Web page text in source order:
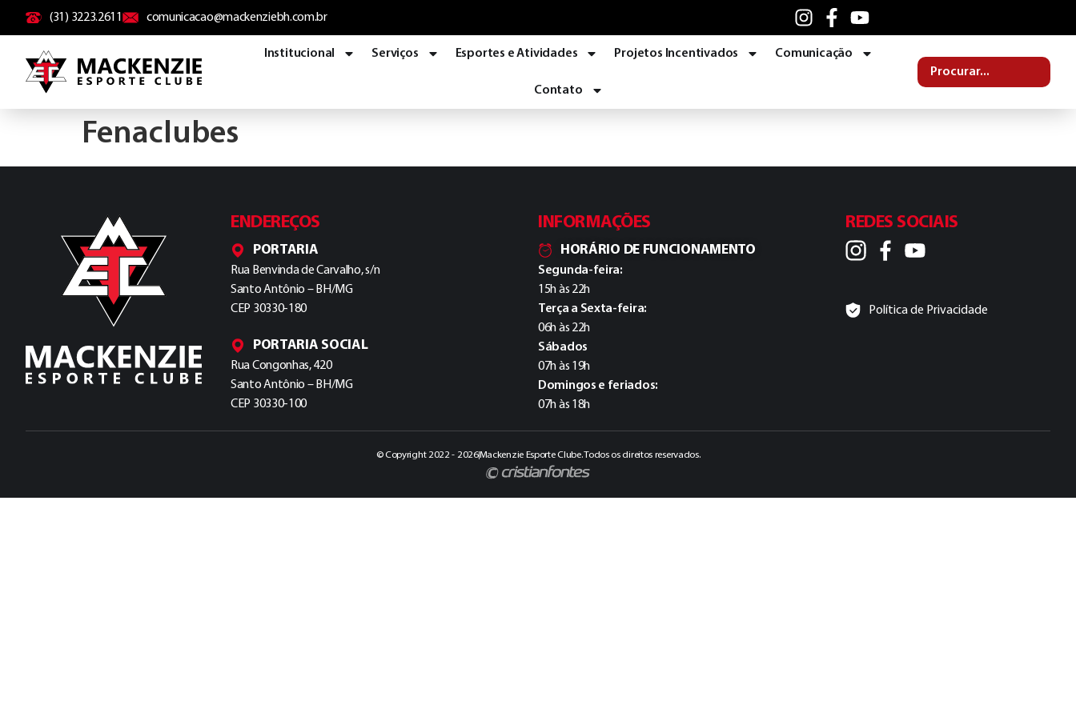
conteúdo
(31) 3223.2611 comunicacao@mackenziebh.com.br
Institucional Serviços Esportes e Atividades Projetos Incentivados Comunicação
Contato
Fenaclubes
ENDEREÇOS
PORTARIA
Rua Benvinda de Carvalho, s/n
Santo Antônio – BH/MG
CEP 30330-180
PORTARIA SOCIAL
Rua Congonhas, 420
Santo Antônio – BH/MG
CEP 30330-100
INFORMAÇÕES
HORÁRIO DE FUNCIONAMENTO
Segunda-feira:
15h às 22h
Terça a Sexta-feira:
06h às 22h
Sábados
07h às 19h
Domingos e feriados:
07h às 18h
REDES SOCIAIS
Política de Privacidade
© Copyright 2022 - 2026Mackenzie Esporte Clube. Todos os direitos reservados.